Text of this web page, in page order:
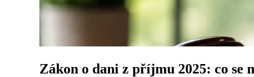
Zákon o dani z příjmu 2025: co se